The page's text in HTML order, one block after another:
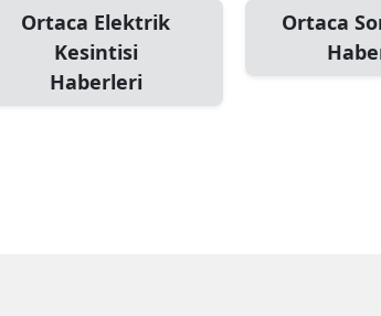
Ortaca Elektrik
Kesintisi
Haberleri
Ortaca